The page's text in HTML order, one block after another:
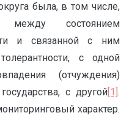
была, в том числе,
между состоянием
и связанной с ним
с одной
(отчуждения)
с другой [1] .
характер.